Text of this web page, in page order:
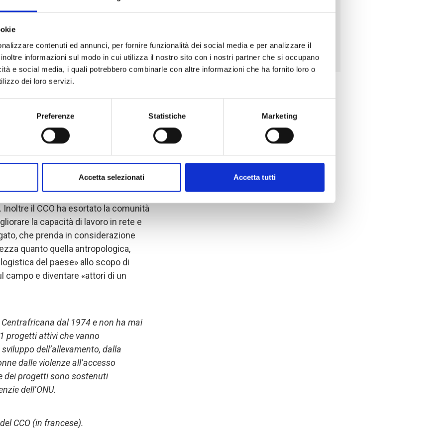
contenuti ed annunci, per fornire funzionalità dei social media e per analizzare il
informazioni sul modo in cui utilizza il nostro sito con i nostri partner che si occupano
e social media, i quali potrebbero combinarle con altre informazioni che ha fornito loro o
dei loro servizi.
Preferenze Statistiche Marketing
Accetta selezionati Accetta tutti
sono sfollati interni o nei paesi
di aiuto immediato.
precipitato ulteriormente a causa
esercito e gruppi armati a Bangui e
10mila sfollati e una moltitudine di
A fare le spese
dall’inizio dell’anno 6 operatori
attacchi diretti alle Organizzazioni
ONG (CCO), di cui COOPI è parte,
la necessità di incrementare i
perché attualmente coprono meno
il CCO ha esortato la comunità
la capacità di lavoro in rete e
che prenda in considerazione
quanto quella antropologica,
del paese» allo scopo di
campo e diventare «attori di un
dal 1974 e non ha mai
progetti attivi che vanno
dell’allevamento, dalla
dalle violenze all’accesso
dei progetti sono sostenuti
dell’ONU.
CCO (in francese).
modificare la tua donazione.